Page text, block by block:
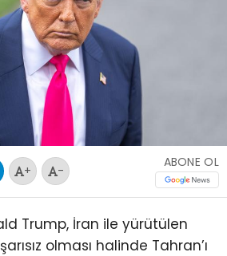
+ -
ABONE OL
Trump, İran ile yürütülen
olması halinde Tahran’ı